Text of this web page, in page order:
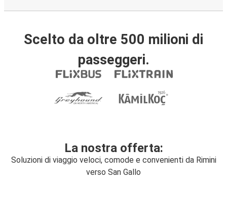
Scelto da oltre 500 milioni di
passeggeri.
La nostra offerta:
Soluzioni di viaggio veloci, comode e convenienti da Rimini
verso San Gallo